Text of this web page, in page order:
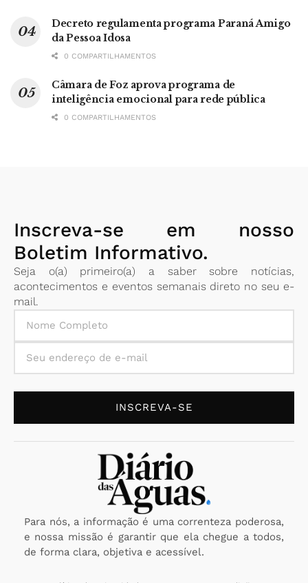
Decreto regulamenta programa Paraná Amigo
da Pessoa Idosa
0 COMPARTILHAMENTOS
Câmara de Foz aprova programa de
inteligência emocional para rede pública
0 COMPARTILHAMENTOS
Inscreva-se em nosso
Boletim Informativo.
Seja o(a) primeiro(a) a saber sobre notícias,
acontecimentos e eventos semanais direto no seu e-
mail.
INSCREVA-SE
Para nós, a informação é uma correnteza poderosa,
e nossa missão é garantir que ela chegue a todos,
de forma clara, objetiva e acessível.